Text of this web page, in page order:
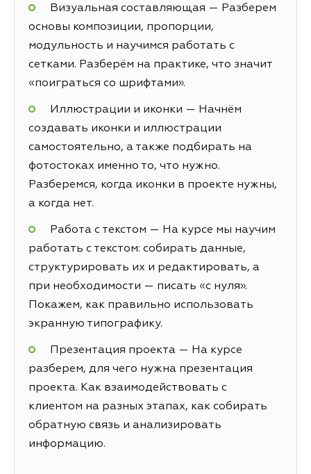
Визуальная составляющая — Разберем
основы композиции, пропорции,
модульность и научимся работать с
сетками. Разберём на практике, что значит
«поиграться со шрифтами».
Иллюстрации и иконки — Начнём
создавать иконки и иллюстрации
самостоятельно, а также подбирать на
фотостоках именно то, что нужно.
Разберемся, когда иконки в проекте нужны,
а когда нет.
Работа с текстом — На курсе мы научим
работать с текстом: собирать данные,
структурировать их и редактировать, а
при необходимости — писать «с нуля».
Покажем, как правильно использовать
экранную типографику.
Презентация проекта — На курсе
разберем, для чего нужна презентация
проекта. Как взаимодействовать с
клиентом на разных этапах, как собирать
обратную связь и анализировать
информацию.